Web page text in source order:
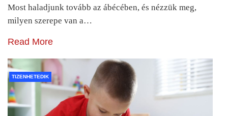
Most haladjunk tovább az ábécében, és nézzük meg,
milyen szerepe van a…
Read More
TIZENHETEDIK